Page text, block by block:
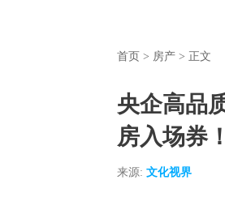
首页 > 房产 > 正文
央企高品
房入场券！
来源: 文化视界